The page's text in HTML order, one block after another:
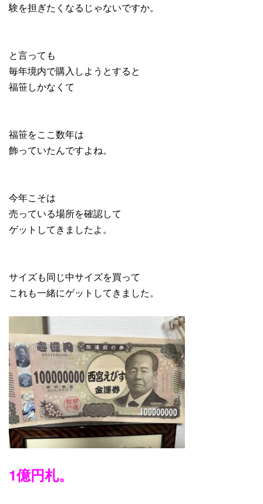
験を担ぎたくなるじゃないですか。
と言っても
毎年境内で購入しようとすると
福笹しかなくて
福笹をここ数年は
飾っていたんですよね。
今年こそは
売っている場所を確認して
ゲットしてきましたよ。
サイズも同じ中サイズを買って
これも一緒にゲットしてきました。
1億円札。